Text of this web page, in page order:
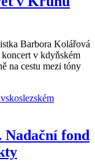
Barbora Kolářová
v kdyňském
na cestu mezi tóny
fond